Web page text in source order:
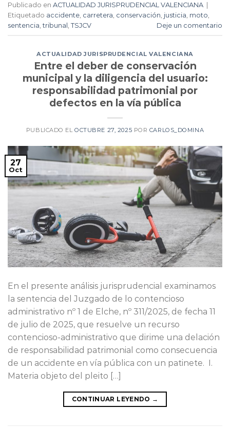
Publicado en ACTUALIDAD JURISPRUDENCIAL VALENCIANA
Etiquetado accidente, carretera, conservación, justicia, moto,
sentencia,tribunal , TSJCV Deje un comentario
ACTUALIDAD JURISPRUDENCIAL VALENCIANA
Entre el deber de conservación
municipal y la diligencia del usuario:
responsabilidad patrimonial por
defectos en la vía pública
PUBLICADO ELOCTUBRE 27, 2025 POR CARLOS_DOMINA
27
Oct
En el presente análisis jurisprudencial examinamos
la sentencia del Juzgado de lo contencioso
administrativo nº 1 de Elche, nº 311/2025, de fecha 11
de julio de 2025, que resuelve un recurso
contencioso-administrativo que dirime una delación
de responsabilidad patrimonial como consecuencia
de un accidente en vía pública con un patinete. I.
Materia objeto del pleito […]
CONTINUAR LEYENDO →